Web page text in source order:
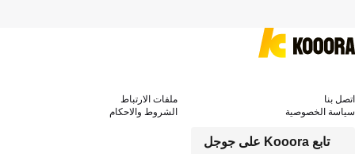
تابع Kooora على جوجل
اتصل بنا
ملفات الارتباط
سياسة الخصوصية
الشروط والاحكام